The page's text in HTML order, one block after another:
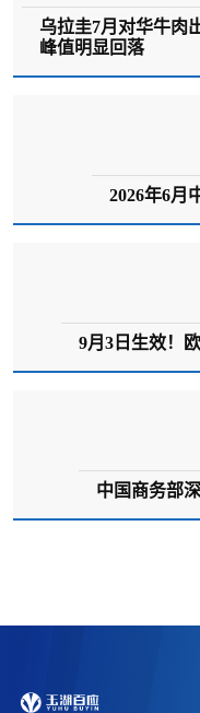
乌拉圭7月对华牛肉
峰值明显回落
2026年6月
9月3日生效！
中国商务部